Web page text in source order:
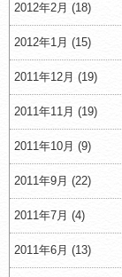
2012年2月 (18)
2012年1月 (15)
2011年12月 (19)
2011年11月 (19)
2011年10月 (9)
2011年9月 (22)
2011年7月 (4)
2011年6月 (13)